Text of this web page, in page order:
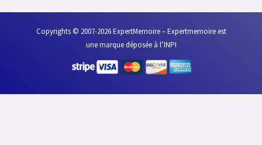
Copyrights © 2007-2026 ExpertMemoire – Expertmemoire est
une marque déposée à l’INPI